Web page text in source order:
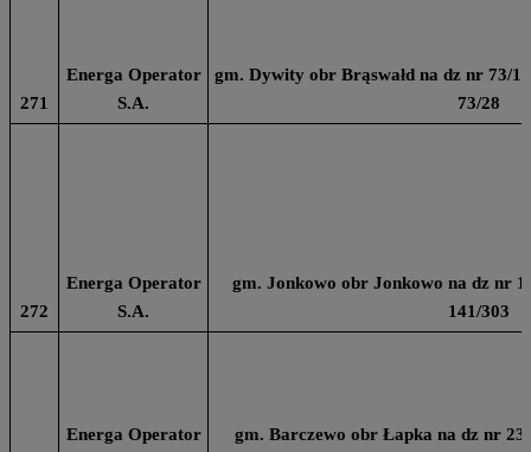
271
Energa Operator
S.A.
gm. Dywity obr Brąswałd na dz nr 73/
73/28
272
Energa Operator
S.A.
gm. Jonkowo obr Jonkowo na dz nr
141/303
Energa Operator
gm. Barczewo obr Łapka na dz nr